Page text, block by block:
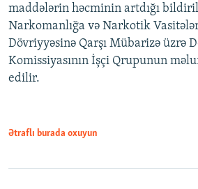
maddələrin həcminin artdığı
Narkomanlığa və Narkotik
Dövriyyəsinə Qarşı Mübarizə üzrə
Komissiyasının İşçi Qrupunun
edilir.
Ətraflı burada oxuyun